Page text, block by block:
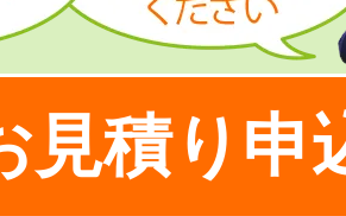
見積り申